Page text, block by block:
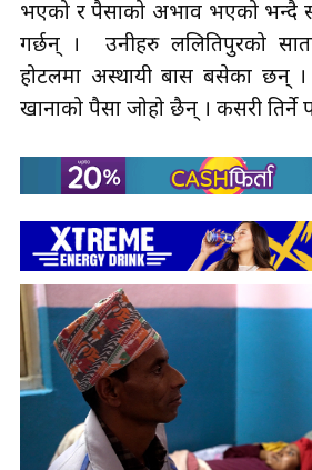
भएको र पैसाको अभाव भएको भन्दै
गर्छन् । उनीहरु ललितिपुरको
होटलमा अस्थायी बास बसेका छन्
खानाको पैसा जोहो छैन् । कसरी तिर्ने